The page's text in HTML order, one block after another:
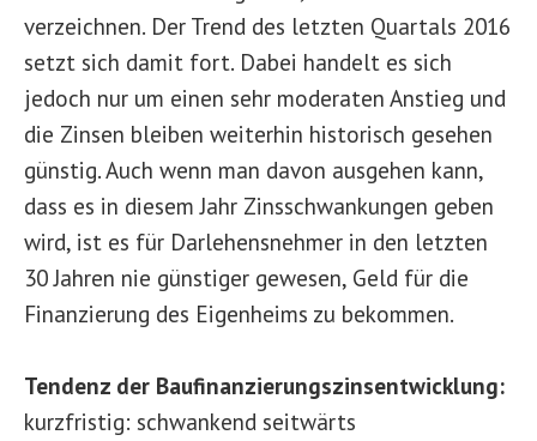
verzeichnen. Der Trend des letzten Quartals 2016
setzt sich damit fort. Dabei handelt es sich
jedoch nur um einen sehr moderaten Anstieg und
die Zinsen bleiben weiterhin historisch gesehen
günstig. Auch wenn man davon ausgehen kann,
dass es in diesem Jahr Zinsschwankungen geben
wird, ist es für Darlehensnehmer in den letzten
30 Jahren nie günstiger gewesen, Geld für die
Finanzierung des Eigenheims zu bekommen.
Tendenz der Baufinanzierungszinsentwicklung:
kurzfristig: schwankend seitwärts